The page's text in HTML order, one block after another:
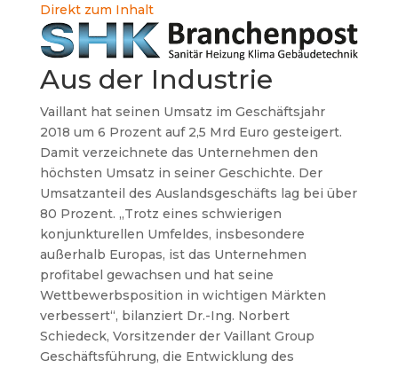
Direkt zum Inhalt
Aus der Industrie
Vaillant hat seinen Umsatz im Geschäftsjahr
2018 um 6 Prozent auf 2,5 Mrd Euro gesteigert.
Damit verzeichnete das Unternehmen den
höchsten Umsatz in seiner Geschichte. Der
Umsatzanteil des Auslandsgeschäfts lag bei über
80 Prozent. „Trotz eines schwierigen
konjunkturellen Umfeldes, insbesondere
außerhalb Europas, ist das Unternehmen
profitabel gewachsen und hat seine
Wettbewerbsposition in wichtigen Märkten
verbessert“, bilanziert Dr.-Ing. Norbert
Schiedeck, Vorsitzender der Vaillant Group
Geschäftsführung, die Entwicklung des